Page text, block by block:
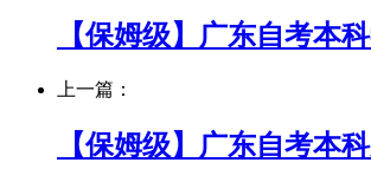
【保姆级】广东自考本
上一篇：
【保姆级】广东自考本